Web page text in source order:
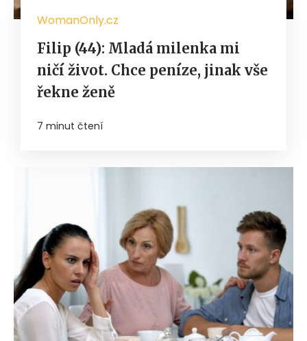
WomanOnly.cz
Filip (44): Mladá milenka mi
ničí život. Chce peníze, jinak vše
řekne ženě
7 minut čtení